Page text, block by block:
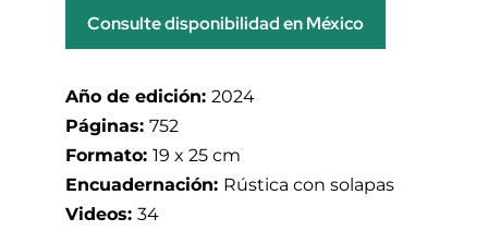
Consulte disponibilidad en México
Año de edición: 2024
Páginas: 752
Formato: 19 x 25 cm
Encuadernación: Rústica con solapas
Videos: 34